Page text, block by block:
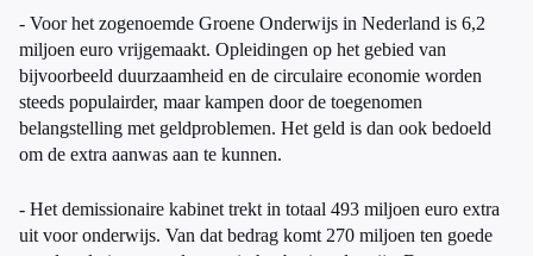
- Voor het zogenoemde Groene Onderwijs in Nederland is 6,2
miljoen euro vrijgemaakt. Opleidingen op het gebied van
bijvoorbeeld duurzaamheid en de circulaire economie worden
steeds populairder, maar kampen door de toegenomen
belangstelling met geldproblemen. Het geld is dan ook bedoeld
om de extra aanwas aan te kunnen.
- Het demissionaire kabinet trekt in totaal 493 miljoen euro extra
uit voor onderwijs. Van dat bedrag komt 270 miljoen ten goede